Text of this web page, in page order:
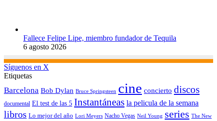
Fallece Felipe Lipe, miembro fundador de Tequila
6 agosto 2026
Síguenos en X
Etiquetas
Barcelona Bob Dylan Bruce Springsteen cine concierto discos
documental El test de las 5 Instantáneas la pelicula de la semana
libros Lo mejor del año Lori Meyers Nacho Vegas Neil Young series The New